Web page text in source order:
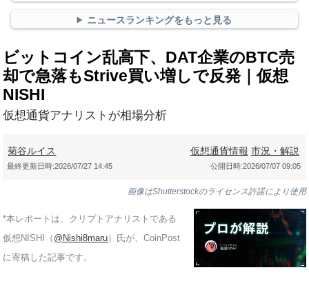
ニュースランキングをもっと見る
ビットコイン乱高下、DAT企業のBTC売
却で急落もStrive買い増しで反発｜仮想
NISHI
仮想通貨アナリストが相場分析
菊谷ルイス 仮想通貨情報 市況・解説
公開日時:2026/07/07 09:05
最終更新日時:2026/07/27 14:45
画像はShutterstockのライセンス許諾により使用
*本レポートは、クリプトアナリストである
仮想NISHI（ @Nishi8maru）氏が、CoinPost
に寄稿した記事です。